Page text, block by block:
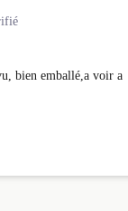
bien emballé,a voir a